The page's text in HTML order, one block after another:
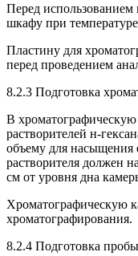
Перед
шкафу при
Пластину для
перед проведением
8.2.3 Подготовка
В
растворителей н-
объему для
растворителя должен
см от уровня дна
Хроматографическую
хроматографирования.
8.2.4 Подготовка